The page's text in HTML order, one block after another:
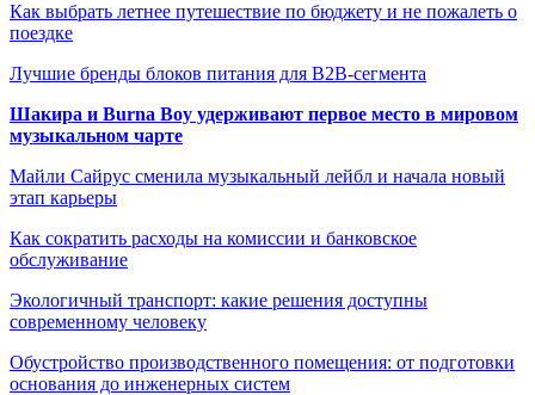
Как выбрать летнее путешествие по бюджету и не пожалеть о
поездке
Лучшие бренды блоков питания для B2B-сегмента
Шакира и Burna Boy удерживают первое место в мировом
музыкальном чарте
Майли Сайрус сменила музыкальный лейбл и начала новый
этап карьеры
Как сократить расходы на комиссии и банковское
обслуживание
Экологичный транспорт: какие решения доступны
современному человеку
Обустройство производственного помещения: от подготовки
основания до инженерных систем